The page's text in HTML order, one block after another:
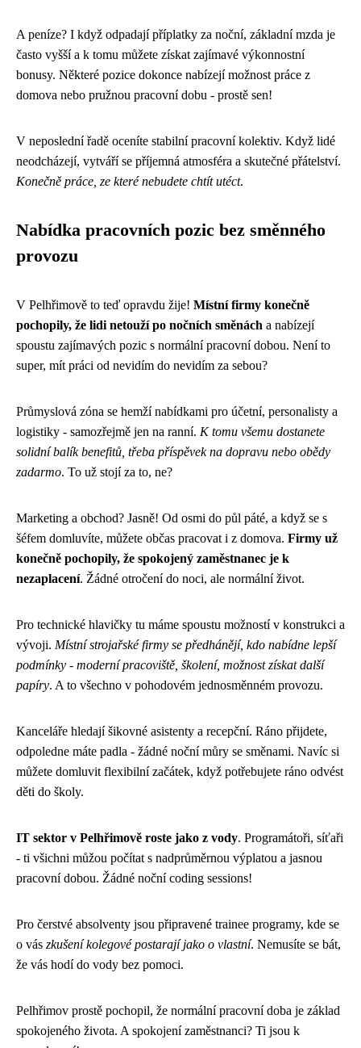
A peníze? I když odpadají příplatky za noční, základní mzda je
často vyšší a k tomu můžete získat zajímavé výkonnostní
bonusy. Některé pozice dokonce nabízejí možnost práce z
domova nebo pružnou pracovní dobu - prostě sen!
V neposlední řadě oceníte stabilní pracovní kolektiv. Když lidé
neodcházejí, vytváří se příjemná atmosféra a skutečné přátelství.
Konečně práce, ze které nebudete chtít utéct.
Nabídka pracovních pozic bez směnného
provozu
V Pelhřimově to teď opravdu žije! Místní firmy konečně
pochopily, že lidi netouží po nočních směnách a nabízejí
spoustu zajímavých pozic s normální pracovní dobou. Není to
super, mít práci od nevidím do nevidím za sebou?
Průmyslová zóna se hemží nabídkami pro účetní, personalisty a
logistiky - samozřejmě jen na ranní. K tomu všemu dostanete
solidní balík benefitů, třeba příspěvek na dopravu nebo obědy
zadarmo. To už stojí za to, ne?
Marketing a obchod? Jasně! Od osmi do půl páté, a když se s
šéfem domluvíte, můžete občas pracovat i z domova. Firmy už
konečně pochopily, že spokojený zaměstnanec je k
nezaplacení. Žádné otročení do noci, ale normální život.
Pro technické hlavičky tu máme spoustu možností v konstrukci a
vývoji. Místní strojařské firmy se předhánějí, kdo nabídne lepší
podmínky - moderní pracoviště, školení, možnost získat další
papíry. A to všechno v pohodovém jednosměnném provozu.
Kanceláře hledají šikovné asistenty a recepční. Ráno přijdete,
odpoledne máte padla - žádné noční můry se směnami. Navíc si
můžete domluvit flexibilní začátek, když potřebujete ráno odvést
děti do školy.
IT sektor v Pelhřimově roste jako z vody. Programátoři, síťaři
- ti všichni můžou počítat s nadprůměrnou výplatou a jasnou
pracovní dobou. Žádné noční coding sessions!
Pro čerstvé absolventy jsou připravené trainee programy, kde se
o vás zkušení kolegové postarají jako o vlastní. Nemusíte se bát,
že vás hodí do vody bez pomoci.
Pelhřimov prostě pochopil, že normální pracovní doba je základ
spokojeného života. A spokojení zaměstnanci? Ti jsou k